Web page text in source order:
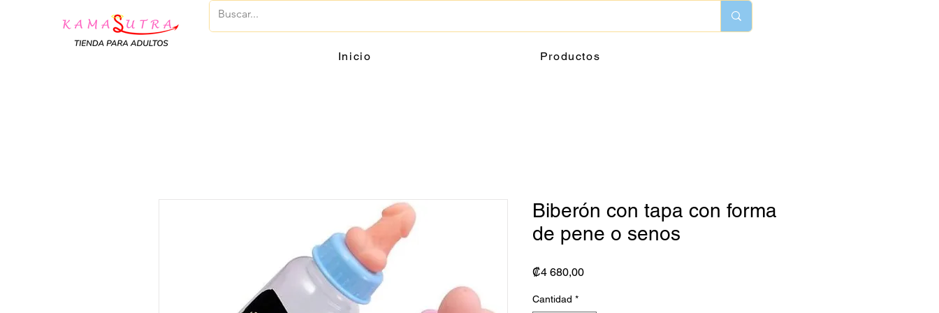
Inicio Productos
Biberón con tapa con forma
de pene o senos
₡4 680,00Precio
Cantidad *